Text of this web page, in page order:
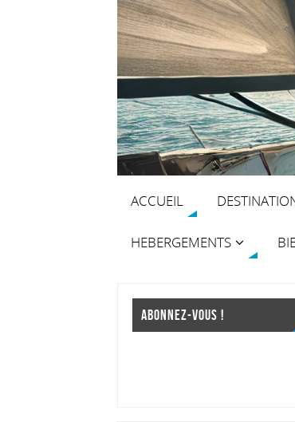
ACCUEIL
HEBERGEMENTS
ABONNEZ-VOUS !